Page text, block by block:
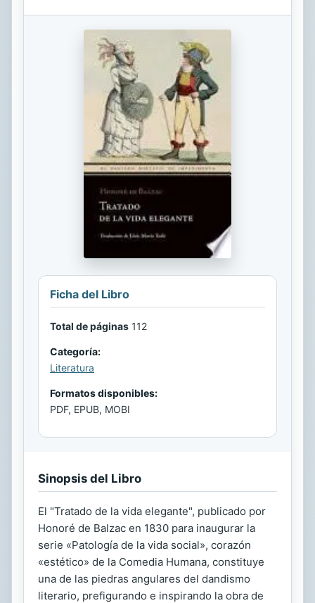
Ficha del Libro
Total de páginas 112
Categoría:
Literatura
Formatos disponibles:
PDF, EPUB, MOBI
Sinopsis del Libro
El "Tratado de la vida elegante", publicado por
Honoré de Balzac en 1830 para inaugurar la
serie «Patología de la vida social», corazón
«estético» de la Comedia Humana, constituye
una de las piedras angulares del dandismo
literario, prefigurando e inspirando la obra de